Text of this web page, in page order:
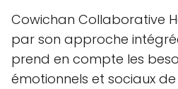
Cowichan Collaborative
par son approche
prend en compte les
émotionnels et sociaux